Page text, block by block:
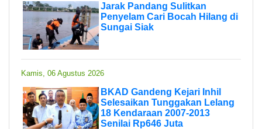
Jarak Pandang Sulitkan
Penyelam Cari Bocah Hilang di
Sungai Siak
Kamis, 06 Agustus 2026
BKAD Gandeng Kejari Inhil
Selesaikan Tunggakan Lelang
18 Kendaraan 2007-2013
Senilai Rp646 Juta